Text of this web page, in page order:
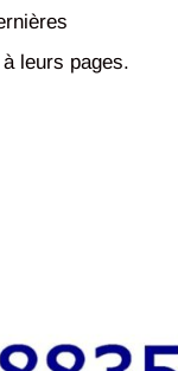
leurs pages.